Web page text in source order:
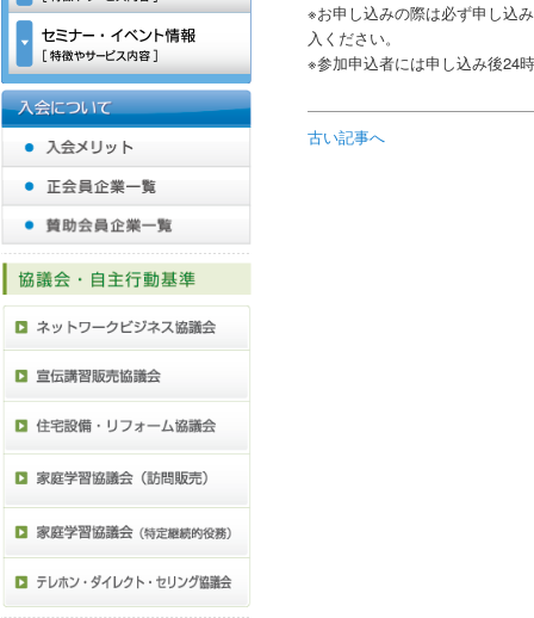
※お申し込みの際は必ず申し込
入ください。
※参加申込者には申し込み後24
古い記事へ